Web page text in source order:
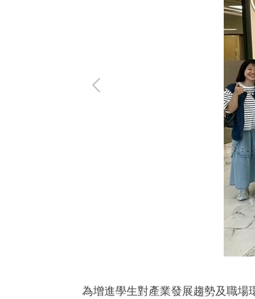
為增進學生對產業發展趨勢及職場